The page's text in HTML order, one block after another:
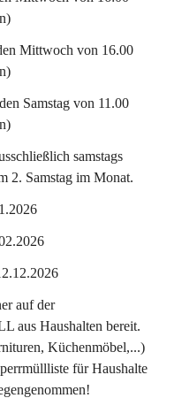
Mittwoch von 16.00
Samstag von 11.00
samstags
2. Samstag im Monat.
auf der
aus Haushalten bereit.
Küchenmöbel,...)
für Haushalte